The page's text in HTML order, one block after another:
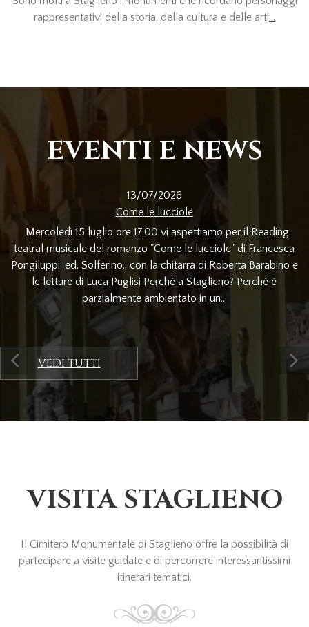
rappresentativi della storia, della cultura e delle arti...
EVENTI E NEWS
13/07/2026
Come le lucciole
Mercoledì 15 luglio ore 17.00 vi aspettiamo per il Reading
teatral musicale del romanzo "Come le lucciole" di Francesca
Pongiluppi, ed. Solferino., con la chitarra di Roberta Barabino e
le letture di Luca Puglisi Perché a Staglieno? Perché è
parzialmente ambientato in un...
PREV NEXT
VEDI TUTTI
VISITA STAGLIENO
Il Cimitero Monumentale di Staglieno offre la possibilità di
partecipare a visite guidate e di percorrere interessantissimi
itinerari tematici.